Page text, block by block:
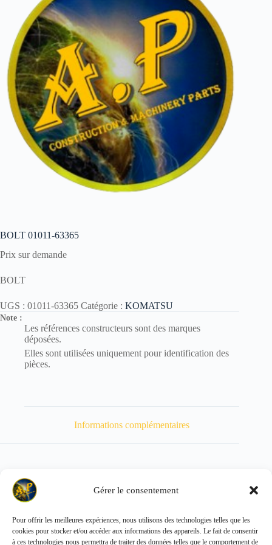
Gérer le consentement
Pour offrir les meilleures expériences, nous utilisons des technologies telles que les
cookies pour stocker et/ou accéder aux informations des appareils. Le fait de consentir
à ces technologies nous permettra de traiter des données telles que le comportement de
BOLT 01011-63365
Prix sur demande
BOLT
UGS : 01011-63365 Catégorie : KOMATSU
Note :
Les références constructeurs sont des marques
déposées.
Elles sont utilisées uniquement pour identification des
pièces.
Informations complémentaires
Poids 1395 kg
Copyright © 2026 - ALL PARTS FRANCE SAS